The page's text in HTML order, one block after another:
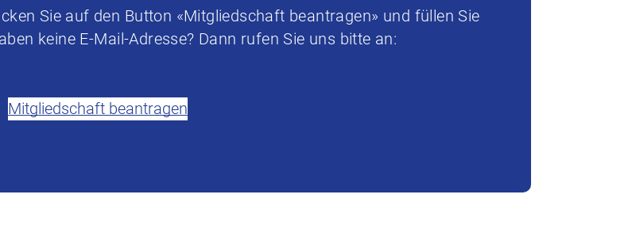
Sie auf den Button «Mitgliedschaft beantragen» und füllen Sie
keine E-Mail-Adresse? Dann rufen Sie uns bitte an:
Mitgliedschaft beantragen